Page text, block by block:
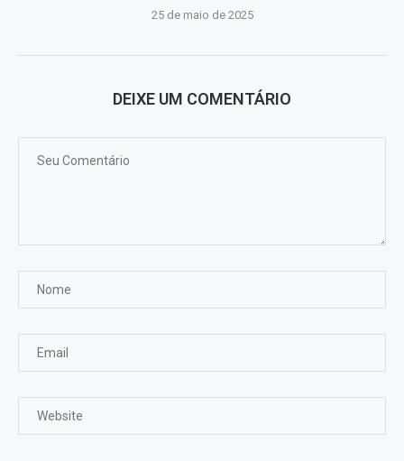
25 de maio de 2025
DEIXE UM COMENTÁRIO